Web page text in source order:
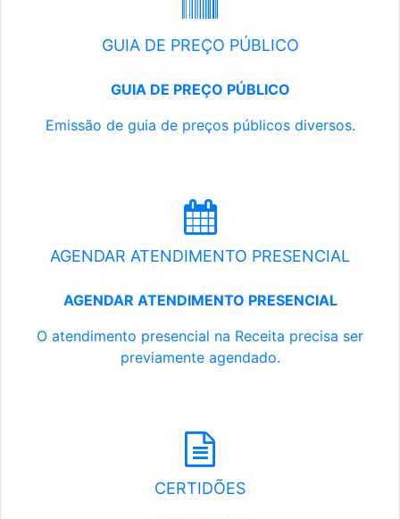
GUIA DE PREÇO PÚBLICO
GUIA DE PREÇO PÚBLICO
Emissão de guia de preços públicos diversos.
AGENDAR ATENDIMENTO PRESENCIAL
AGENDAR ATENDIMENTO PRESENCIAL
O atendimento presencial na Receita precisa ser
previamente agendado.
CERTIDÕES